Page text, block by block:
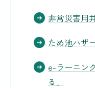
非常災害用
ため池ハザ
e-ラーニン
る」